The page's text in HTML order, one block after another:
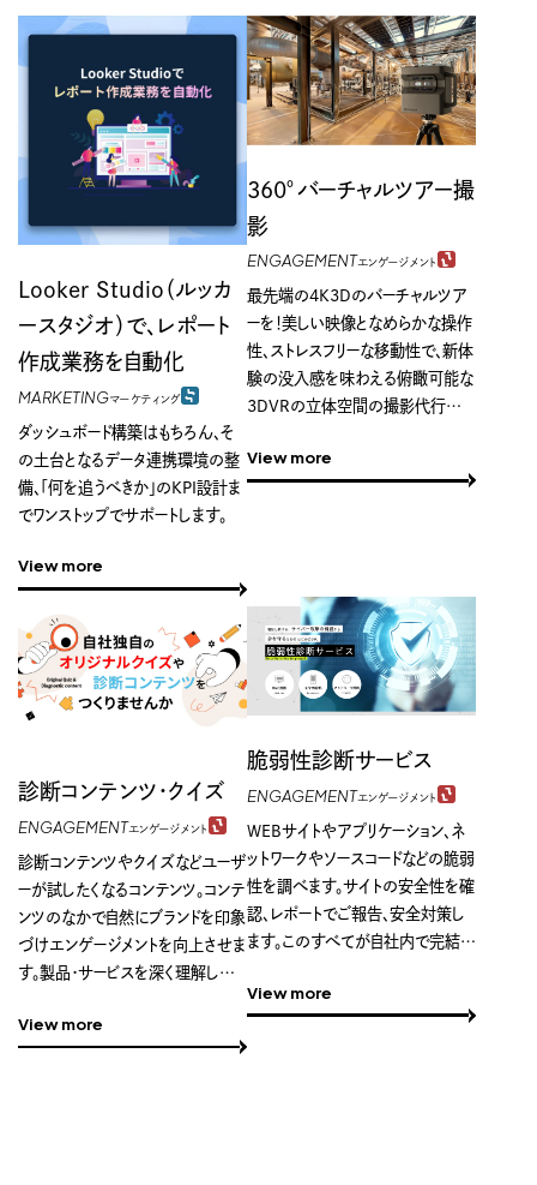
ENGAGEMENT
エンゲージメント
MARKETING
マーケティング
Looker Studio（ルッカ
ースタジオ）で、レポート
作成業務を自動化
MARKETINGマーケティング
ダッシュボード構築はもちろん、そ
の土台となるデータ連携環境の整
備、「何を追うべきか」のKPI設計ま
でワンストップでサポートします。
View more
360°バーチャルツアー撮
影
ENGAGEMENTエンゲージメント
最先端の4K3Dのバーチャルツア
ーを！美しい映像となめらかな操作
性、ストレスフリーな移動性で、新体
験の没入感を味わえる俯瞰可能な
3DVRの立体空間の撮影代行〜
けます。
View more
診断コンテンツ・クイズ
ENGAGEMENTエンゲージメント
診断コンテンツやクイズなどユーザ
ーが試したくなるコンテンツ。コンテ
ンツのなかで自然にブランドを印象
づけエンゲージメントを向上させま
す。製品・サービスを深く理解した
し込み、継続的に使われるコンテン
View more
脆弱性診断サービス
ENGAGEMENT エンゲージメント
WEBサイトやアプリケーション、ネ
ットワークやソースコードなどの脆弱
性を調べます。サイトの安全性を確
認、レポートでご報告、安全対策し
ます。このすべてが自社内で完結す
なたのWEBサイトは、本当に安全
View more